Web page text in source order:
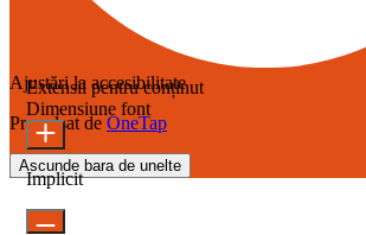
Ajustări la accesibilitate
Propulsat de OneTap
Ascunde bara de unelte
Extensii pentru conținut
Dimensiune font
Implicit